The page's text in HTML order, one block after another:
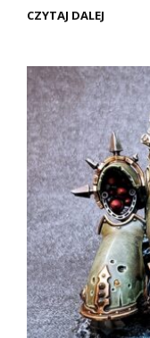
CZYTAJ DALEJ
DEATH
GUARD